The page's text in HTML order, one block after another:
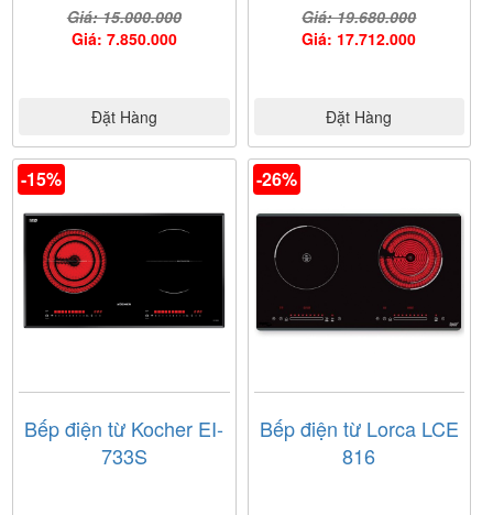
Giá: 15.000.000
Giá: 7.850.000
Đặt Hàng
Giá: 19.680.000
Giá: 17.712.000
Đặt Hàng
-15%
Bếp điện từ Kocher EI-
733S
-26%
Bếp điện từ Lorca LCE
816